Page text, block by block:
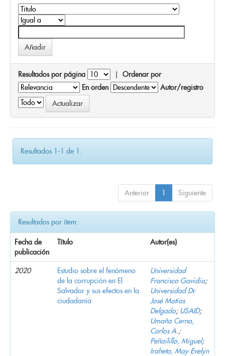
Resultados por página | Ordenar por
En orden
Autor/registro
Resultados 1-1 de 1.
Anterior 1 Siguiente
Resultados por ítem:
Fecha de
publicación
Título Autor(es)
2020
Estudio sobre el fenómeno
de la corrupción en El
Salvador y sus efectos en la
ciudadanía
Universidad
Francisco Gavidia;
Universidad Dr.
José Matías
Delgado; USAID;
Umaña Cerna,
Carlos A.;
Peñailillo, Miguel;
Iraheta, May Evelyn